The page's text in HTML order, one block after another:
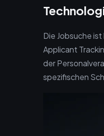
Die Jobsuche
Applicant
der
spezifischen